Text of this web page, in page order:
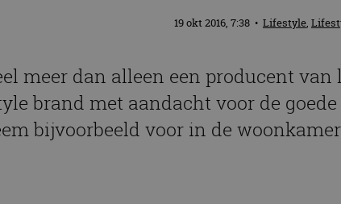
19 okt 2016, 7:38 • Lifestyle,
meer dan alleen een producent
brand met aandacht voor de
bijvoorbeeld voor in de